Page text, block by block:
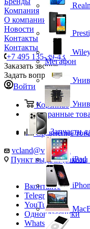
Компания
О компании
Новости
Контакты
Контакты
+7 495 135-39-43
Заказать звонок
Задать вопрос
Войти
Корзина0
Избранные
Сравнение
vcland@vcland.ru
Пункт выдачи (заказы
Вконтакте
Telegram
YouTube
Одноклассники
WhatsApp
Мегафон
Запчасти
iPad